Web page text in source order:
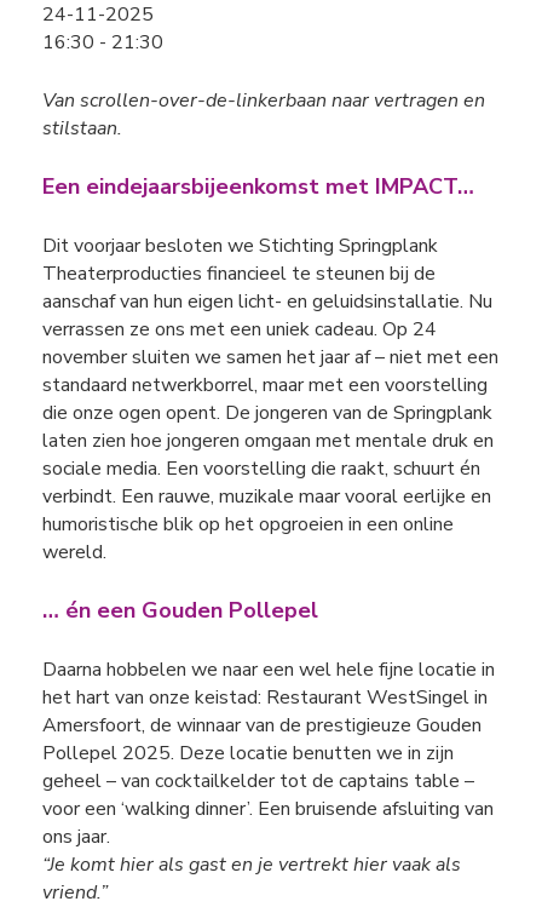
24-11-2025
16:30 - 21:30
Van scrollen-over-de-linkerbaan naar vertragen en
stilstaan.
Een eindejaarsbijeenkomst met IMPACT…
Dit voorjaar besloten we Stichting Springplank
Theaterproducties financieel te steunen bij de
aanschaf van hun eigen licht- en geluidsinstallatie. Nu
verrassen ze ons met een uniek cadeau. Op 24
november sluiten we samen het jaar af – niet met een
standaard netwerkborrel, maar met een voorstelling
die onze ogen opent. De jongeren van de Springplank
laten zien hoe jongeren omgaan met mentale druk en
sociale media. Een voorstelling die raakt, schuurt én
verbindt. Een rauwe, muzikale maar vooral eerlijke en
humoristische blik op het opgroeien in een online
wereld.
… én een Gouden Pollepel
Daarna hobbelen we naar een wel hele fijne locatie in
het hart van onze keistad: Restaurant WestSingel in
Amersfoort, de winnaar van de prestigieuze Gouden
Pollepel 2025. Deze locatie benutten we in zijn
geheel – van cocktailkelder tot de captains table –
voor een ‘walking dinner’. Een bruisende afsluiting van
ons jaar.
“Je komt hier als gast en je vertrekt hier vaak als
vriend.”